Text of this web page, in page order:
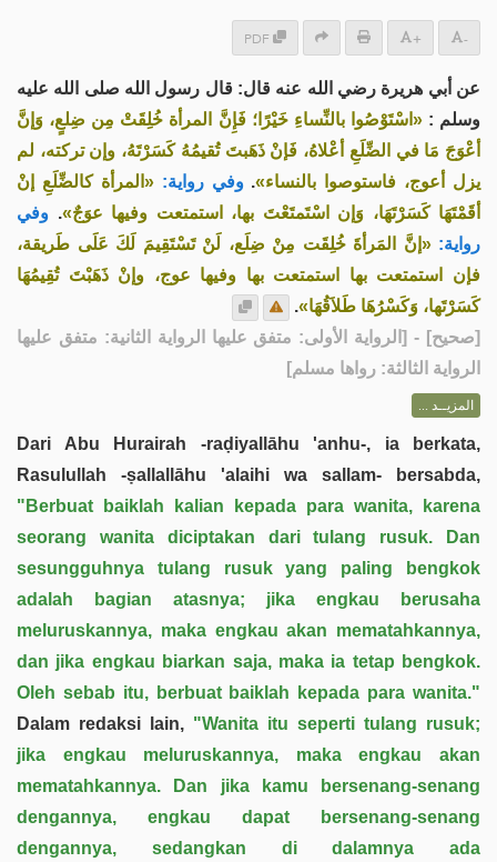
PDF + -
عن أبي هريرة رضي الله عنه قال: قال رسول الله صلى الله عليه
وسلم :«اسْتَوْصُوا بالنِّساءِ خَيْرًا؛ فَإِنَّ المرأة خُلِقَتْ مِن ضِلعٍ، وَإنَّ
أعْوَجَ مَا في الضِّلَعِ أعْلاهُ، فَإنْ ذَهَبتَ تُقيمُهُ كَسَرْتَهُ، وإن تركته، لم
يزل أعوج، فاستوصوا بالنساء». وفي رواية: «المرأة كالضِّلَعِ إنْ
أقَمْتَهَا كَسَرْتَهَا، وَإن اسْتَمتَعْتَ بها، استمتعت وفيها عوَجٌ». وفي
رواية: «إنَّ المَرأةَ خُلِقَت مِنْ ضِلَع، لَنْ تَسْتَقِيمَ لَكَ عَلَى طَريقة،
فإن استمتعت بها استمتعت بها وفيها عوج، وإنْ ذَهَبْتَ تُقِيمُهَا
كَسَرْتَها، وَكَسْرُهَا طَلاَقُهَا».
[صحيح] - [الرواية الأولى: متفق عليها الرواية الثانية: متفق عليها
الرواية الثالثة: رواها مسلم]
المزيــد ...
Dari Abu Hurairah -raḍiyallāhu 'anhu-, ia berkata,
Rasulullah -ṣallallāhu 'alaihi wa sallam- bersabda,
"Berbuat baiklah kalian kepada para wanita, karena
seorang wanita diciptakan dari tulang rusuk. Dan
sesungguhnya tulang rusuk yang paling bengkok
adalah bagian atasnya; jika engkau berusaha
meluruskannya, maka engkau akan mematahkannya,
dan jika engkau biarkan saja, maka ia tetap bengkok.
Oleh sebab itu, berbuat baiklah kepada para wanita."
Dalam redaksi lain, "Wanita itu seperti tulang rusuk;
jika engkau meluruskannya, maka engkau akan
mematahkannya. Dan jika kamu bersenang-senang
dengannya, engkau dapat bersenang-senang
dengannya, sedangkan di dalamnya ada